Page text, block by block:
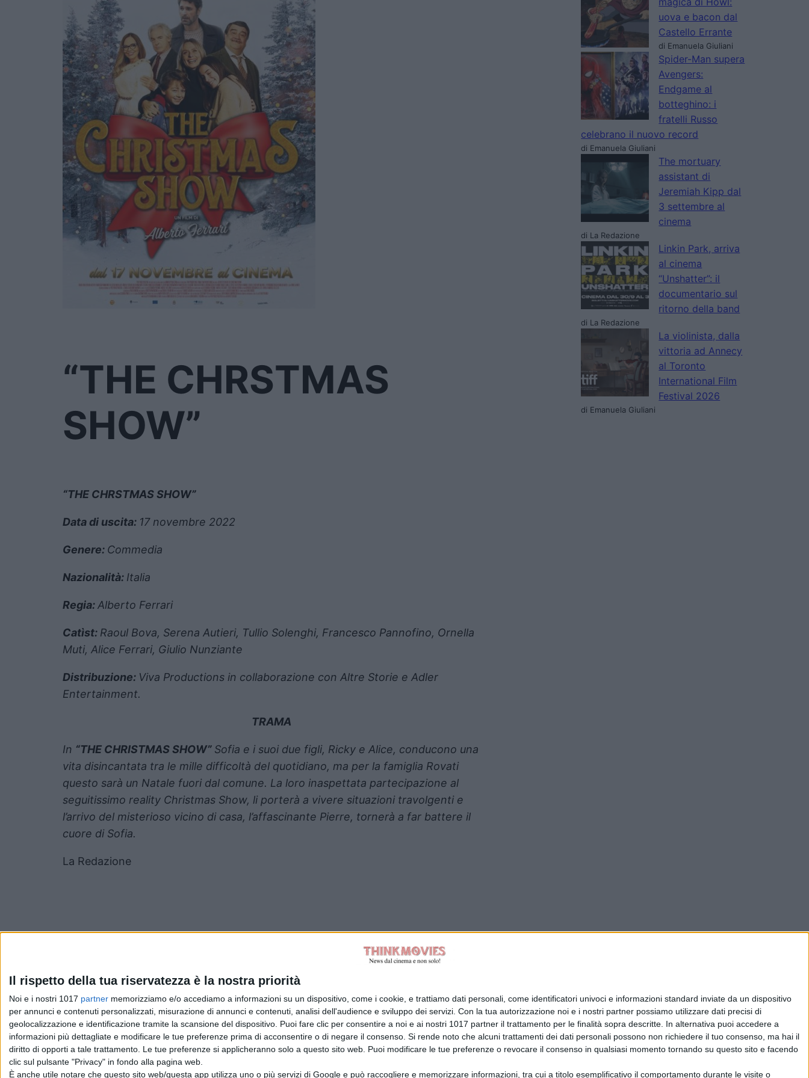
Il rispetto della tua riservatezza è la nostra priorità
Noi e i nostri 1017 partner memorizziamo e/o accediamo a informazioni su un dispositivo, come i cookie, e trattiamo dati personali, come identificatori univoci e informazioni standard inviate da un dispositivo
per annunci e contenuti personalizzati, misurazione di annunci e contenuti, analisi dell'audience e sviluppo dei servizi. Con la tua autorizzazione noi e i nostri partner possiamo utilizzare dati precisi di
geolocalizzazione e identificazione tramite la scansione del dispositivo. Puoi fare clic per consentire a noi e ai nostri 1017 partner il trattamento per le finalità sopra descritte. In alternativa puoi accedere a
informazioni più dettagliate e modificare le tue preferenze prima di acconsentire o di negare il consenso. Si rende noto che alcuni trattamenti dei dati personali possono non richiedere il tuo consenso, ma hai il
diritto di opporti a tale trattamento. Le tue preferenze si applicheranno solo a questo sito web. Puoi modificare le tue preferenze o revocare il consenso in qualsiasi momento tornando su questo sito e facendo
clic sul pulsante "Privacy" in fondo alla pagina web.
È anche utile notare che questo sito web/questa app utilizza uno o più servizi di Google e può raccogliere e memorizzare informazioni, tra cui a titolo esemplificativo il comportamento durante le visite o
“THE CHRSTMAS
SHOW”
“THE CHRSTMAS SHOW”
Data di uscita: 17 novembre 2022
Genere: Commedia
Nazionalità: Italia
Regia:Alberto Ferrari
Catìst: Raoul Bova, Serena Autieri, Tullio Solenghi, Francesco Pannofino, Ornella
Muti, Alice Ferrari, Giulio Nunziante
Distribuzione: Viva Productions in collaborazione con Altre Storie e Adler
Entertainment.
TRAMA
In “THE CHRISTMAS SHOW” Sofia e i suoi due figli, Ricky e Alice, conducono una
vita disincantata tra le mille difficoltà del quotidiano, ma per la famiglia Rovati
questo sarà un Natale fuori dal comune. La loro inaspettata partecipazione al
seguitissimo reality Christmas Show, li porterà a vivere situazioni travolgenti e
l’arrivo del misterioso vicino di casa, l’affascinante Pierre, tornerà a far battere il
cuore di Sofia.
La Redazione
Pubblicato Novembre 13, 2022inSchede Film
daLa Redazione
Tag:
uova e bacon dal
Castello Errante
di Emanuela Giuliani
Spider-Man supera
Avengers:
Endgame al
botteghino: i
fratelli Russo
celebrano il nuovo record
di Emanuela Giuliani
The mortuary
assistant di
Jeremiah Kipp dal
3 settembre al
cinema
di La Redazione
Linkin Park, arriva
al cinema
“Unshatter”: il
documentario sul
ritorno della band
di La Redazione
La violinista, dalla
vittoria ad Annecy
al Toronto
International Film
Festival 2026
di Emanuela Giuliani